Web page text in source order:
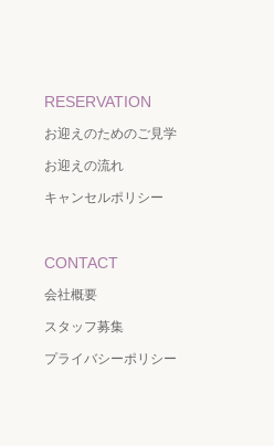
RESERVATION
お迎えのためのご見学
お迎えの流れ
キャンセルポリシー
CONTACT
会社概要
スタッフ募集
プライバシーポリシー